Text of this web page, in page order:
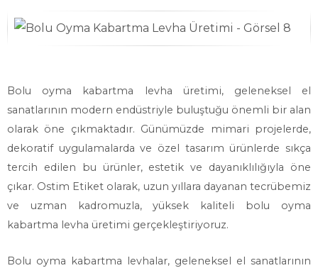
Bolu oyma kabartma levha üretimi, geleneksel el
sanatlarının modern endüstriyle buluştuğu önemli bir alan
olarak öne çıkmaktadır. Günümüzde mimari projelerde,
dekoratif uygulamalarda ve özel tasarım ürünlerde sıkça
tercih edilen bu ürünler, estetik ve dayanıklılığıyla öne
çıkar. Ostim Etiket olarak, uzun yıllara dayanan tecrübemiz
ve uzman kadromuzla, yüksek kaliteli bolu oyma
kabartma levha üretimi gerçekleştiriyoruz.
Bolu oyma kabartma levhalar, geleneksel el sanatlarının